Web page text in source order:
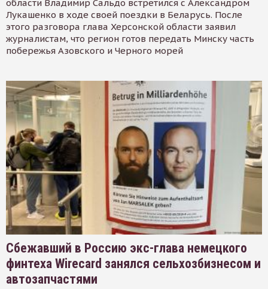
области Владимир Сальдо встретился с Александром
Лукашенко в ходе своей поездки в Беларусь. После
этого разговора глава Херсонской области заявил
журналистам, что регион готов передать Минску часть
побережья Азовского и Черного морей
Сбежавший в Россию экс-глава немецкого
финтеха Wirecard занялся сельхозбизнесом и
автозапчастями